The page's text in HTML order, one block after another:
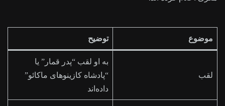
موضوع توضیح
لقب
به او لقب “پدر قمار” یا
“پادشاه کازینوهای ماکائو”
داده‌اند